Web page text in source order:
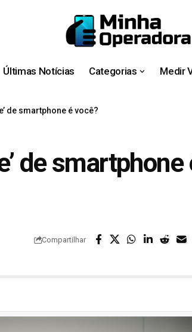
Últimas Notícias Categorias Medir
de smartphone é você?
de smartphone
Compartilhar